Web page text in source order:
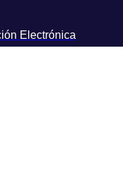
Electrónica